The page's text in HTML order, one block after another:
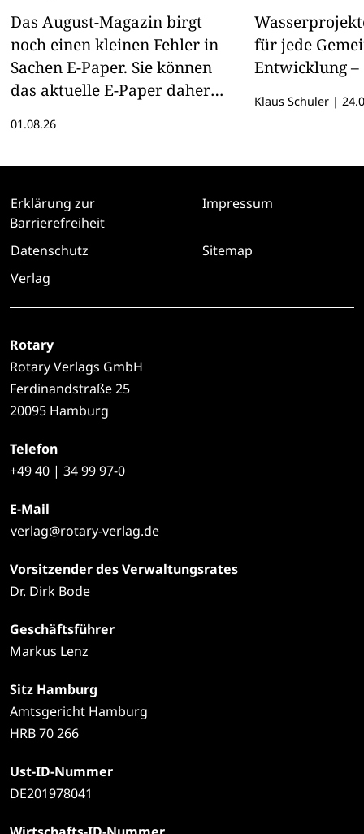
Das August-Magazin birgt
noch einen kleinen Fehler in
Sachen E-Paper. Sie können
das aktuelle E-Paper daher
01.08.26
für jede
Entwicklung –
Klaus Schuler |
Erklärung zur
Barrierefreiheit
Impressum
Datenschutz
Sitemap
Verlag
Rotary
Rotary Verlags GmbH
Ferdinandstraße 25
20095 Hamburg
Telefon
+4940 | 34 99 97-0
E-Mail
verlag@rotary-verlag.de
Vorsitzender des Verwaltungsrates
Dr. Dirk Bode
Geschäftsführer
Markus Lenz
Sitz Hamburg
Amtsgericht Hamburg
HRB 70 266
Ust-ID-Nummer
DE201978041